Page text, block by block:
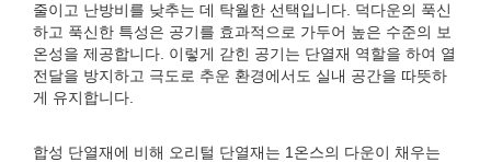
줄이고 난방비를 낮추는 데 탁월한 선택입니다. 덕다운의 푹신
하고 푹신한 특성은 공기를 효과적으로 가두어 높은 수준의 보
온성을 제공합니다. 이렇게 갇힌 공기는 단열재 역할을 하여 열
전달을 방지하고 극도로 추운 환경에서도 실내 공간을 따뜻하
게 유지합니다.
합성 단열재에 비해 오리털 단열재는 1온스의 다운이 채우는